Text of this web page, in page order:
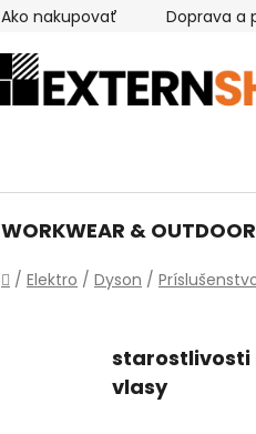
Ako nakupovať Doprava a
WORKWEAR & OUTDOOR
Domov
/ Elektro / Dyson /
starostlivosti
vlasy